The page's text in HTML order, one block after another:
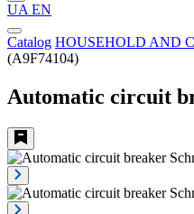
UA EN
Catalog HOUSEHOLD AND
(A9F74104)
Automatic circuit